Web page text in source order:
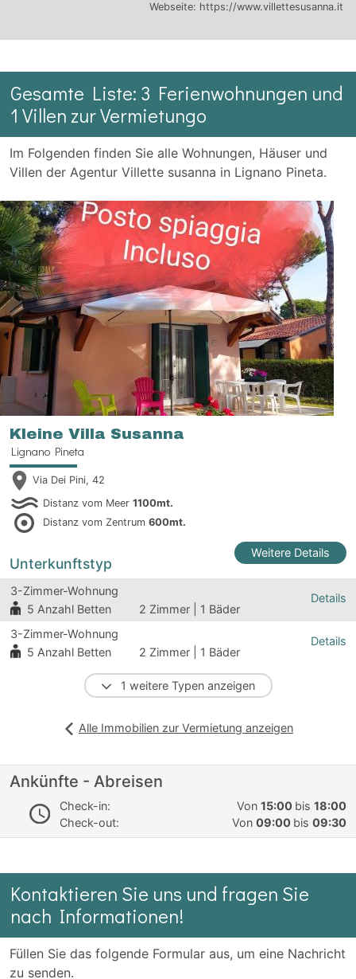
Webseite: https://www.villettesusanna.it
Gesamte Liste: 3 Ferienwohnungen und
1 Villen zur Vermietungo
Im Folgenden finden Sie alle Wohnungen, Häuser und
Villen der Agentur Villette susanna in Lignano Pineta.
Kleine Villa Susanna
Lignano Pineta
Via Dei Pini, 42
Distanz vom Meer 1100mt.
Distanz vom Zentrum 600mt.
Weitere Details
Unterkunftstyp
3-Zimmer-Wohnung
5 Anzahl Betten 2 Zimmer | 1 Bäder
Details
3-Zimmer-Wohnung
5 Anzahl Betten 2 Zimmer | 1 Bäder
Details
1 weitere Typen anzeigen
Alle Immobilien zur Vermietung anzeigen
Ankünfte - Abreisen
Check-in: Von 15:00 bis 18:00
Check-out:
Von 09:00 bis 09:30
Kontaktieren Sie uns und fragen Sie
nach Informationen!
Füllen Sie das folgende Formular aus, um eine Nachricht
zu senden.